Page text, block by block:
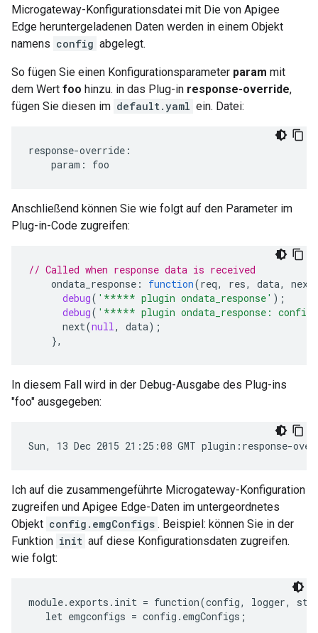
Microgateway-Konfigurationsdatei mit Die von Apigee
Edge heruntergeladenen Daten werden in einem Objekt
namens config abgelegt.
So fügen Sie einen Konfigurationsparameter param mit
dem Wert foo hinzu. in das Plug-in response-override,
fügen Sie diesen im default.yaml ein. Datei:
response-override:
    param: foo
Anschließend können Sie wie folgt auf den Parameter im
Plug-in-Code zugreifen:
// Called when response data is received
ondata_response : function(req, res, data, next
debug( '***** plugin ondata_response' );
debug( '***** plugin ondata_response:
next(null, data);
},
In diesem Fall wird in der Debug-Ausgabe des Plug-ins
"foo" ausgegeben:
Sun, 13 Dec 2015 21:25:08 GMT plugin:response-
Ich auf die zusammengeführte Microgateway-Konfiguration
zugreifen und Apigee Edge-Daten im untergeordnetes
Objekt config.emgConfigs . Beispiel: können Sie in der
Funktion init auf diese Konfigurationsdaten zugreifen.
wie folgt:
module.exports.init = function(config, logger,